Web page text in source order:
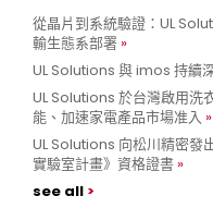
從晶片到系統驗證：UL
輸生態系部署
UL Solutions 與 imos 持續
UL Solutions 於台灣啟用洗
能、加速家電產品市場准入
UL Solutions 向松川精密發
實驗室計畫》資格證書
see all